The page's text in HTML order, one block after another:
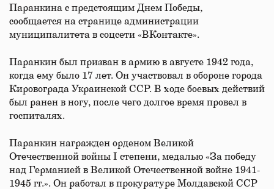
Паранкина с предстоящим Днем Победы,
сообщается на странице администрации
муниципалитета в соцсети «ВКонтакте».
Паранкин был призван в армию в августе 1942 года,
когда ему было 17 лет. Он участвовал в обороне города
Кировограда Украинской ССР. В ходе боевых действий
был ранен в ногу, после чего долгое время провел в
госпиталях.
Паранкин награжден орденом Великой
Отечественной войны I степени, медалью «За победу
над Германией в Великой Отечественной войне 1941-
1945 гг.». Он работал в прокуратуре Молдавской ССР